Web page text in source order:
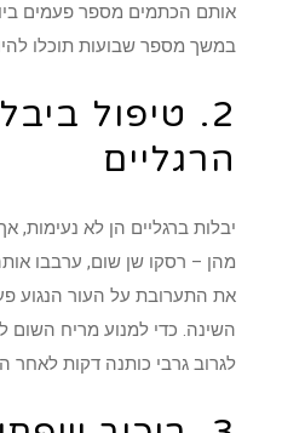
אותם הכתמים מספר פעמים
במשך מספר שבועות תוכלו
2. טיפול
הרגליים
יבלות ברגליים הן לא נעימות,
מהן – רסקו שן שום, ערבבו
את התערובת על העור הנגוע
השינה. כדי למנוע מריח השום
לגרוב גרבי כותנה דקות לאחר